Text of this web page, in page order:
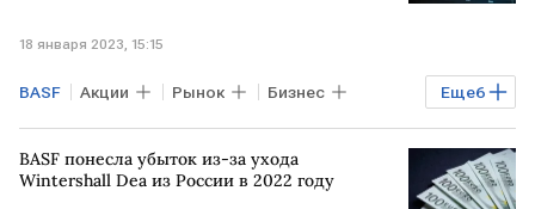
18 января 2023, 15:15
Еще6
BASF Акции Рынок Бизнес
Экономика Промышленность
РОССИЯ IPO Wintershall Dea
BASF понесла убыток из-за ухода
Wintershall Dea из России в 2022 году